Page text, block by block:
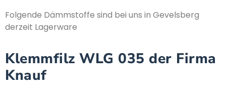
Folgende Dämmstoffe sind bei uns in Gevelsberg
derzeit Lagerware
Klemmfilz WLG 035 der Firma
Knauf